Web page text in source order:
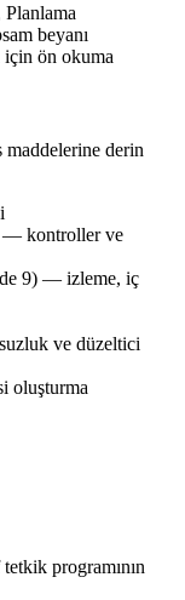
beyanı
için ön okuma
derin
— kontroller ve
9) — izleme, iç
ve düzeltici
oluşturma
programının